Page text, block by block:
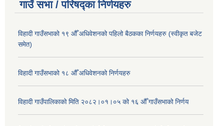
गाउँ सभा / परिषद्का निर्णयहरु
विहादी गाउँसभाको १९ औँ अधिवेशनको पहिलो बैठकका निर्णयहरु (स्वीकृत बजेट
समेत)
विहादी गाउँसभाको १८ औँ अधिवेशनको निर्णयहरु
विहादी गाउँपालिकाको मिति २०८२।०१।०५ को १६ औँ गाउँसभाको निर्णय